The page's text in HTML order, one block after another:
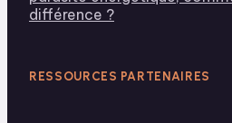
différence ?
RESSOURCES PARTENAIRES